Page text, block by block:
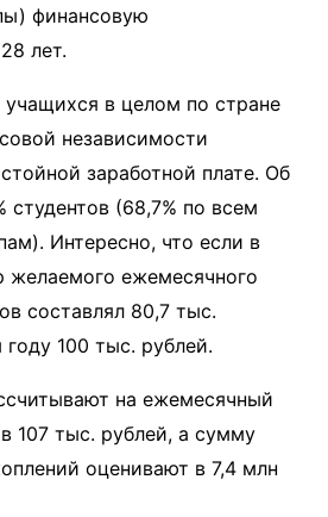
финансовую
лет.
в целом по стране
независимости
заработной плате. Об
студентов (68,7% по всем
Интересно, что если в
желаемого ежемесячного
составлял 80,7 тыс.
100 тыс. рублей.
на ежемесячный
107 тыс. рублей, а сумму
оценивают в 7,4 млн